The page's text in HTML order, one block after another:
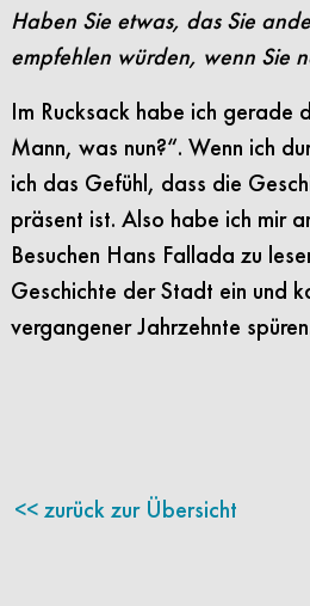
Haben Sie etwas, das Sie
empfehlen würden, wenn Sie
Im Rucksack habe ich gerade
Mann, was nun?“. Wenn ich
ich das Gefühl, dass die
präsent ist. Also habe ich mir
Besuchen Hans Fallada zu
Geschichte der Stadt ein und
vergangener Jahrzehnte
zurück zur Übersicht